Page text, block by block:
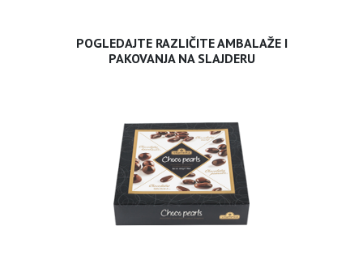
POGLEDAJTE RAZLIČITE AMBALAŽE I
PAKOVANJA NA SLAJDERU